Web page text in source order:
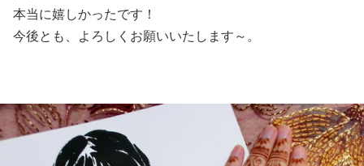
本当に嬉しかったです！
今後とも、よろしくお願いいたします～。